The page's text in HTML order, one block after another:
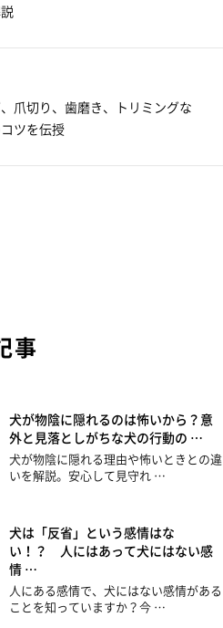
爪切り、歯磨き、トリミングな
ツを伝授
事
犬が物陰に隠れるのは怖いから？意
外と見落としがちな犬の行動の …
犬が物陰に隠れる理由や怖いときとの違
いを解説。安心して見守れ …
犬は「反省」という感情はな
い！？ 人にはあって犬にはない感
情 …
人にある感情で、犬にはない感情がある
ことを知っていますか？今 …